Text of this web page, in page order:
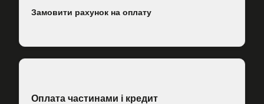
Замовити рахунок на оплату
Оплата частинами і кредит